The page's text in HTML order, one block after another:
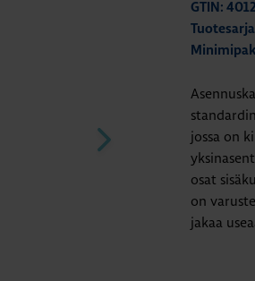
GTIN:
jossa on
osat
on
jakaa